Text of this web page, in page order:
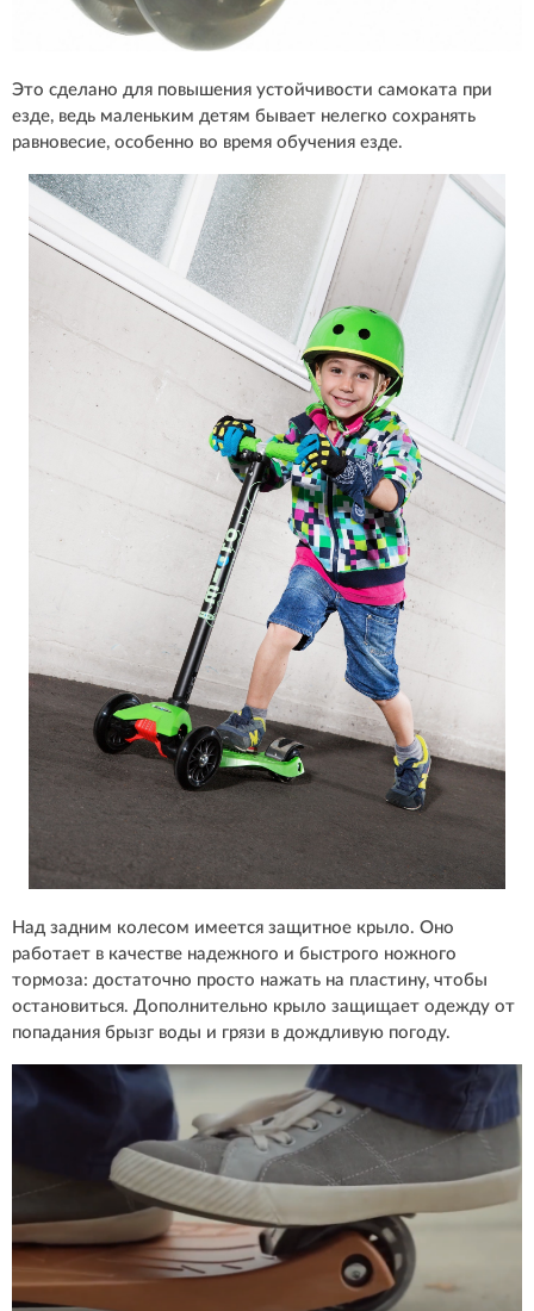
Это сделано для повышения устойчивости самоката при
езде, ведь маленьким детям бывает нелегко сохранять
равновесие, особенно во время обучения езде.
Над задним колесом имеется защитное крыло. Оно
работает в качестве надежного и быстрого ножного
тормоза: достаточно просто нажать на пластину, чтобы
остановиться. Дополнительно крыло защищает одежду от
попадания брызг воды и грязи в дождливую погоду.